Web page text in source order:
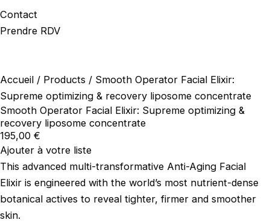
Contact
Prendre RDV
Accueil / Products / Smooth Operator Facial Elixir:
Supreme optimizing & recovery liposome concentrate
Smooth Operator Facial Elixir: Supreme optimizing &
recovery liposome concentrate
195,00 €
Ajouter à votre liste
This advanced multi-transformative Anti-Aging Facial
Elixir is engineered with the world’s most nutrient-dense
botanical actives to reveal tighter, firmer and smoother
skin.